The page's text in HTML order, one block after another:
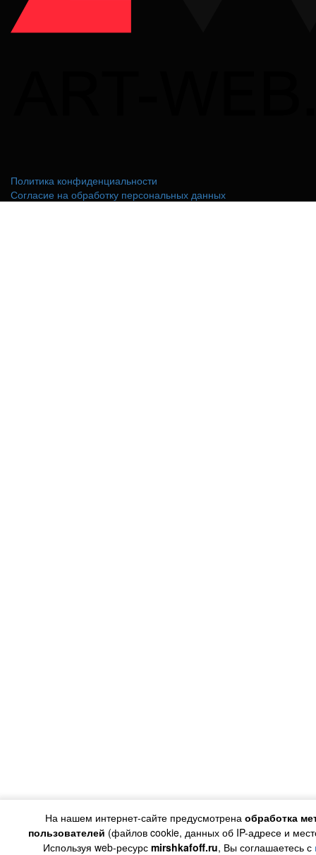
На нашем интернет-сайте предусмотрена обработка
пользователей (файлов cookie, данных об IP-адресе и
Используя web-ресурс mirshkafoff.ru, Вы соглашаетесь с
Политика конфиденциальности
Согласие на обработку персональных данных